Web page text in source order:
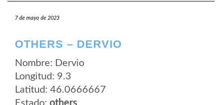
7 de mayo de 2023
OTHERS – DERVIO
Nombre: Dervio
Longitud: 9.3
Latitud: 46.0666667
Estado: others